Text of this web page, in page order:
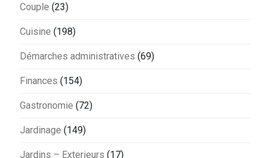
Couple (23)
Cuisine (198)
Démarches administratives (69)
Finances (154)
Gastronomie (72)
Jardinage (149)
Jardins – Exterieurs (17)